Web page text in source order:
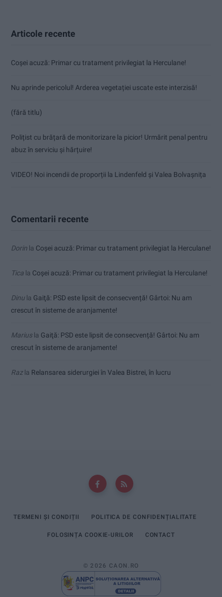
Articole recente
Coșei acuză: Primar cu tratament privilegiat la Herculane!
Nu aprinde pericolul! Arderea vegetației uscate este interzisă!
(fără titlu)
Polițist cu brățară de monitorizare la picior! Urmărit penal pentru
abuz în serviciu și hărțuire!
VIDEO! Noi incendii de proporții la Lindenfeld și Valea Bolvașnița
Comentarii recente
Dorin la Coșei acuză: Primar cu tratament privilegiat la Herculane!
Tica la Coșei acuză: Primar cu tratament privilegiat la Herculane!
Dinu la Gaiţă: PSD este lipsit de consecvență! Gârtoi: Nu am
crescut în sisteme de aranjamente!
Mariusla Gaiţă: PSD este lipsit de consecvență! Gârtoi: Nu am
crescut în sisteme de aranjamente!
Razla Relansarea siderurgiei în Valea Bistrei, în lucru
TERMENI ȘI CONDIȚII POLITICA DE CONFIDENȚIALITATE
FOLOSINȚA COOKIE-URILOR CONTACT
© 2026 CAON.RO